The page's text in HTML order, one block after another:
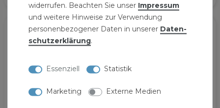
widerrufen. Beachten Sie unser Impressum
und weitere Hinweise zur Verwendung
personenbezogener Daten in unserer Daten­
schutz­erklärung.
Essenziell Statistik
Marketing Externe Medien